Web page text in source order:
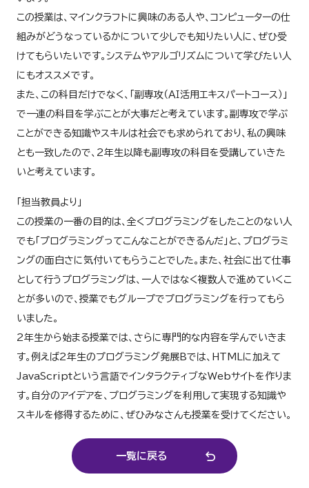
この授業は、マインクラフトに興味のある人や、コンピューターの仕
組みがどうなっているかについて少しでも知りたい人に、ぜひ受
けてもらいたいです。システムやアルゴリズムについて学びたい人
にもオススメです。
また、この科目だけでなく、「副専攻（ＡＩ活用エキスパートコース）」
で一連の科目を学ぶことが大事だと考えています。副専攻で学ぶ
ことができる知識やスキルは社会でも求められており、私の興味
とも一致したので、2年生以降も副専攻の科目を受講していきた
いと考えています。
「担当教員より」
この授業の一番の目的は、全くプログラミングをしたことのない人
でも「プログラミングってこんなことができるんだ」と、プログラミ
ングの面白さに気付いてもらうことでした。また、社会に出て仕事
として行うプログラミングは、一人ではなく複数人で進めていくこ
とが多いので、授業でもグループでプログラミングを行ってもら
いました。
2年生から始まる授業では、さらに専門的な内容を学んでいきま
す。例えば2年生のプログラミング発展Bでは、HTMLに加えて
JavaScriptという言語でインタラクティブなWebサイトを作りま
す。自分のアイデアを、プログラミングを利用して実現する知識や
スキルを修得するために、ぜひみなさんも授業を受けてください。
一覧に戻る